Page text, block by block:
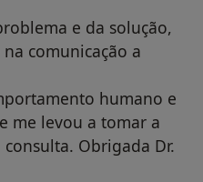
e da solução,
comunicação a
humano e
me levou a tomar a
Obrigada Dr.